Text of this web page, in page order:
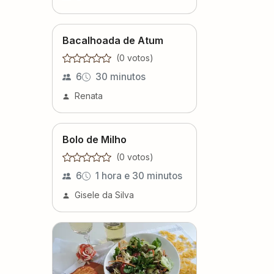
Bacalhoada de Atum
(0 votos)
6 30 minutos
Renata
Bolo de Milho
(0 votos)
6 1 hora e 30 minutos
Gisele da Silva